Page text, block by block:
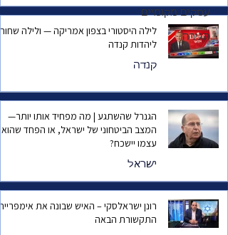
עסקים מקומיים
הגירה
לילה היסטורי בצפון אמריקה — ולילה שחור
ליהדות קנדה
קנדה
הגנרל שהשתגע | מה מפחיד אותו יותר—
המצב הביטחוני של ישראל, או הפחד שהוא
עצמו יישכח?
ישראל
רונן ישראלסקי – האיש שבונה את
התקשורת הבאה